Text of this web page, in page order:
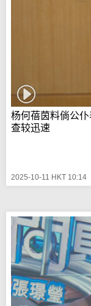
杨何蓓茵料倘公
查较迅速
2025-10-11 HKT 10:14